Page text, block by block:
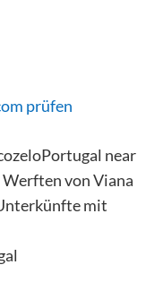
prüfen
near
von Viana
mit